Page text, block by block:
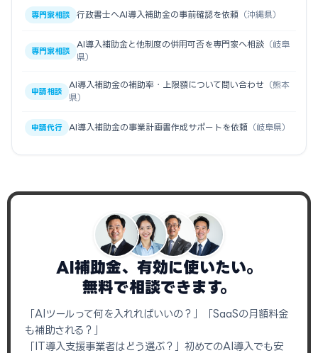
専門家相談 行政書士へAI導入補助金の事前確認を依頼 （沖縄県）
専門家相談
AI導入補助金と他制度の併用可否を専門家へ相談 （岐阜
県）
申請相談
AI導入補助金の補助率・上限額について問い合わせ （熊本
県）
申請代行 AI導入補助金の事業計画書作成サポートを依頼 （岐阜県）
AI補助金、有効に使いたい。
無料で相談できます。
「AIツールって何を入れればいいの？」「SaaSの月額料金
も補助される？」
「IT導入支援事業者はどう選ぶ？」初めてのAI導入でも安